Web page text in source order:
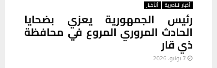
أخبار الناصرية ألأخبار
رئيس الجمهورية يعزي بضحايا
الحادث المروري المروع في محافظة
ذي قار
7 يونيو، 2026